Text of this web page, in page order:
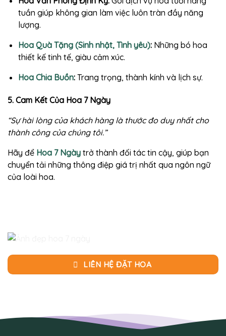
tuần giúp không gian làm việc luôn tràn đầy năng
lượng.
Hoa Quà Tặng (Sinh nhật, Tình yêu):Những bó hoa
thiết kế tinh tế, giàu cảm xúc.
Hoa Chia Buồn:Trang trọng, thành kính và lịch sự.
5. Cam Kết Của Hoa 7 Ngày
“Sự hài lòng của khách hàng là thước đo duy nhất cho
thành công của chúng tôi.”
Hãy để Hoa 7 Ngày trở thành đối tác tin cậy, giúp bạn
chuyển tải những thông điệp giá trị nhất qua ngôn ngữ
của loài hoa.
LIÊN HỆ ĐẶT HOA